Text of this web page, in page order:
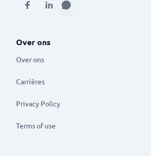
Over ons
Over ons
Carrières
Privacy Policy
Terms of use